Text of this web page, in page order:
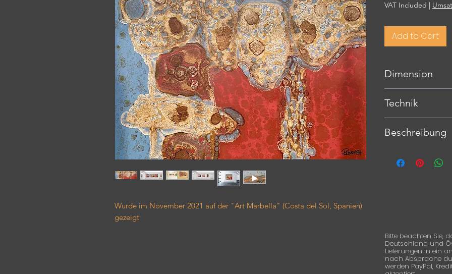
Wurde im November 2021 auf der "Art Marbella" (Costa del Sol, Spanien)
gezeigt
VAT Included |
Add to Cart
Dimension
Technik
Schellack,
Beschreibung
Holzspäne,
Bitte beachten Sie,
Deutschland und
Lieferungen in ein
nach Absprache
werden PayPal,